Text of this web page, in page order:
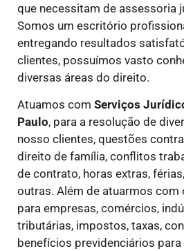
que necessitam de assessoria
Somos um escritório
entregando resultados
clientes, possuímos vasto
diversas áreas do direito.
Atuamos com Serviços
Paulo, para a resolução de
nosso clientes, questões
direito de família, conflitos
de contrato, horas extras,
outras. Além de atuarmos com
para empresas, comércios,
tributárias, impostos, taxas,
benefícios previdenciários